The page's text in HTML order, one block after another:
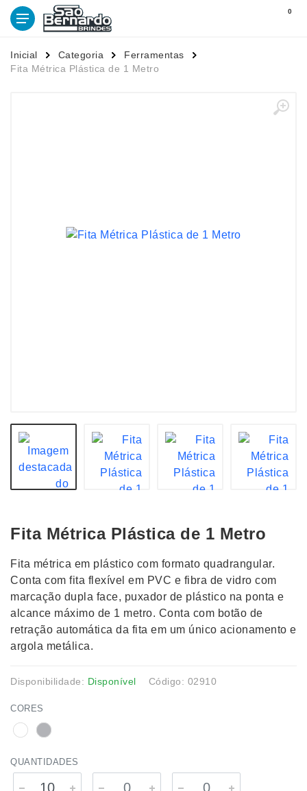
0
Inicial Categoria
Ferramentas
Fita Métrica Plástica de 1 Metro
Fita Métrica Plástica de 1 Metro
Fita métrica em plástico com formato quadrangular.
Conta com fita flexível em PVC e fibra de vidro com
marcação dupla face, puxador de plástico na ponta e
alcance máximo de 1 metro. Conta com botão de
retração automática da fita em um único acionamento e
argola metálica.
Disponibilidade: Disponível Código: 02910
CORES
QUANTIDADES